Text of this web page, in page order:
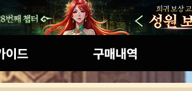
자가이드
구매내역